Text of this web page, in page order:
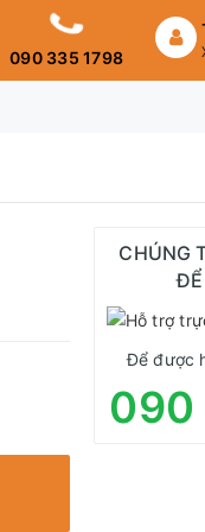
090 335 1798
CHÚNG
ĐỂ
Để được
090